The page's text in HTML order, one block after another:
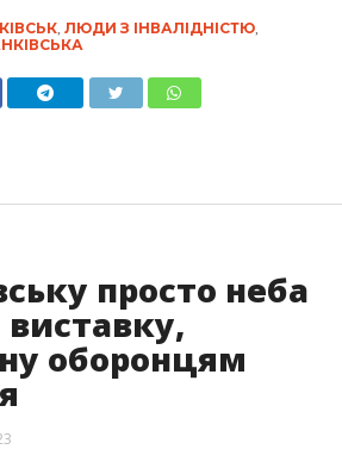
, ЛЮДИ З ІНВАЛІДНІСТЮ,
просто неба
оборонцям